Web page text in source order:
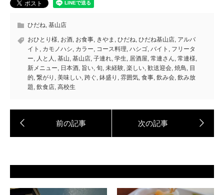
ひだね, 基山店
おひとり様, お酒, お食事, きやま , ひだね, ひだね基山店, アルバ
イト , カモノハシ, カラー, コース料理, ハシゴ, バイト , フリータ
ー, 人と人 , 基山, 基山店, 子連れ, 学生, 居酒屋, 常連さん, 常連様,
新メニュー, 日本酒, 旨い, 旬, 未経験, 楽しい, 歓送迎会, 焼鳥, 目
的, 繋がり , 美味しい, 跨ぐ, 鉢盛り , 雰囲気, 食事, 飲み会, 飲み放
題, 飲食店, 高校生